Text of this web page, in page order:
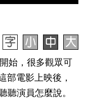
始，很多觀眾可
部電影上映後，
聽演員怎麼說。